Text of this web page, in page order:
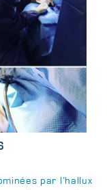
par l’hallux